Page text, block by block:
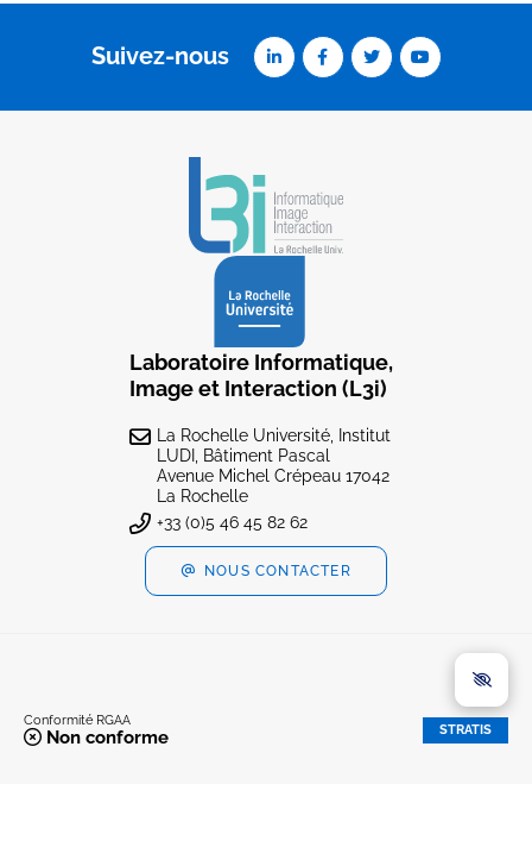
Suivez-nous
Laboratoire Informatique,
Image et Interaction (L3i)
La Rochelle Université, Institut
LUDI, Bâtiment Pascal
Avenue Michel Crépeau 17042
La Rochelle
+33 (0)5 46 45 82 62
NOUS CONTACTER
Conformité RGAA
Non conforme STRATIS